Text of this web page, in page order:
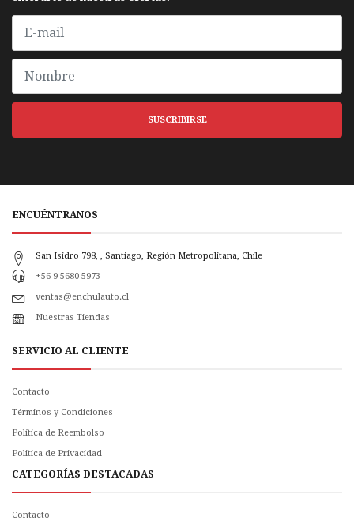
SUSCRIBIRSE
ENCUÉNTRANOS
San Isidro 798, , Santiago, Región Metropolitana, Chile
+56 9 5680 5973
ventas@enchulauto.cl
Nuestras Tiendas
SERVICIO AL CLIENTE
Contacto
Términos y Condiciones
Política de Reembolso
Politica de Privacidad
CATEGORÍAS DESTACADAS
Contacto